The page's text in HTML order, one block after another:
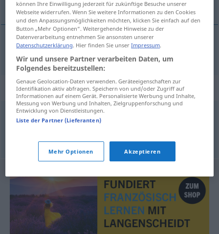
unmethodisch
Synonyme für "unmethodisch"
regellos,planlos,systemlos
© OpenThesaurus.de
können Ihre Einwilligung jederzeit für zukünftige Besuche unserer
Webseite widerrufen. Wenn Sie weitere Informationen zu den Cookies
und den Anpassungsmöglichkeiten möchten, klicken Sie einfach auf den
Button „Mehr Optionen“. Weitergehende Hinweise zu der
Datenverarbeitung entnehmen Sie ansonsten unserer
Datenschutzerklärung. Hier finden Sie unserImpressum.
Wir und unsere Partner verarbeiten Daten, um
Folgendes bereitzustellen:
Genaue Geolocation-Daten verwenden. Geräteeigenschaften zur
Identifikation aktiv abfragen. Speichern von und/oder Zugriff auf
Informationen auf einem Gerät. Personalisierte Werbung und Inhalte,
Messung von Werbung und Inhalten, Zielgruppenforschung und
Entwicklung von Dienstleistungen.
Liste der Partner (Lieferanten)
Mehr Optionen Akzeptieren